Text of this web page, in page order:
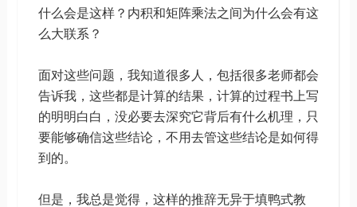
什么会是这样？内积和矩阵乘法之间为什么会有这
么大联系？
面对这些问题，我知道很多人，包括很多老师都会
告诉我，这些都是计算的结果，计算的过程书上写
的明明白白，没必要去深究它背后有什么机理，只
要能够确信这些结论，不用去管这些结论是如何得
到的。
但是，我总是觉得，这样的推辞无异于填鸭式教